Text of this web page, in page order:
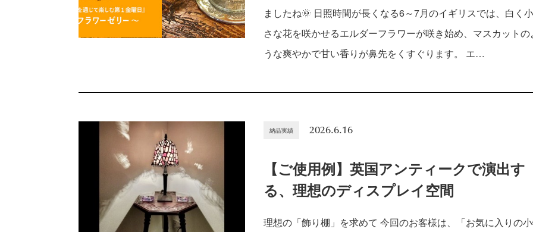
ましたね🌞 日照時間が長くなる6～7月のイギリスでは、白く小
さな花を咲かせるエルダーフラワーが咲き始め、マスカットの
うな爽やかで甘い香りが鼻先をくすぐります。 エ…
納品実績 2026.6.16
【ご使用例】英国アンティークで演出す
る、理想のディスプレイ空間
理想の「飾り棚」を求めて 今回のお客様は、「お気に入りの